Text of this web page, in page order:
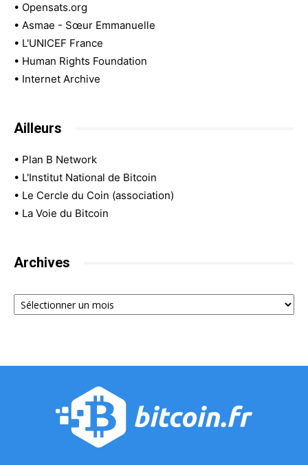
• Opensats.org
• Asmae - Sœur Emmanuelle
• L'UNICEF France
• Human Rights Foundation
• Internet Archive
Ailleurs
• Plan B Network
• L'Institut National de Bitcoin
• Le Cercle du Coin (association)
• La Voie du Bitcoin
Archives
Archives